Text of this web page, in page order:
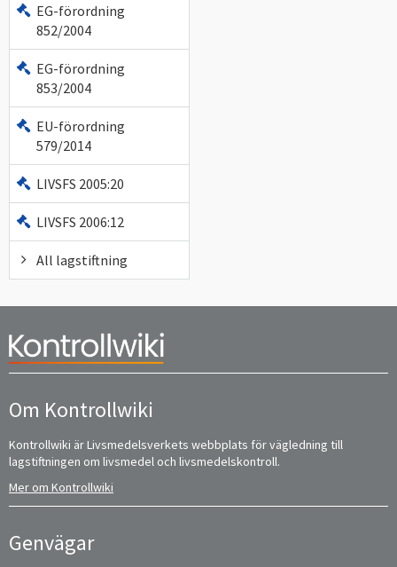
EG-förordning
852/2004
EG-förordning
853/2004
EU-förordning
579/2014
LIVSFS 2005:20
LIVSFS 2006:12
All lagstiftning
Om Kontrollwiki
Kontrollwiki är Livsmedelsverkets webbplats för vägledning till
lagstiftningen om livsmedel och livsmedelskontroll.
Mer om Kontrollwiki
Genvägar